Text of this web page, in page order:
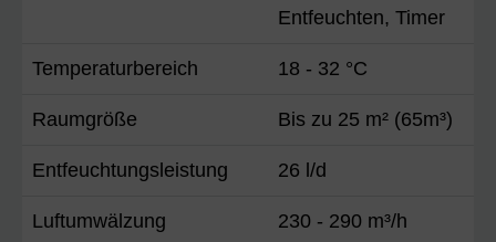
Entfeuchten, Timer
Temperaturbereich 18 - 32 °C
Raumgröße Bis zu 25 m² (65m³)
Entfeuchtungsleistung 26 l/d
Luftumwälzung 230 - 290 m³/h